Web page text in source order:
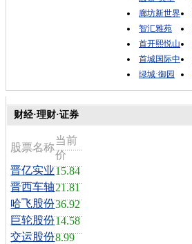
廊坊新世界
智汇雅苑
首开熙悦山
首城国际中
绿城·御园
财经·理财·证券
股票名称
当前
价
晋亿实业15.84
晋西车轴21.81
哈飞股份36.92
巨轮股份14.58
交运股份8.99